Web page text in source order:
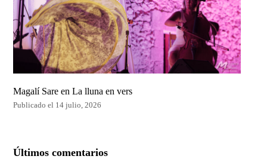
Magalí Sare en La lluna en vers
Publicado el 14 julio, 2026
Últimos comentarios